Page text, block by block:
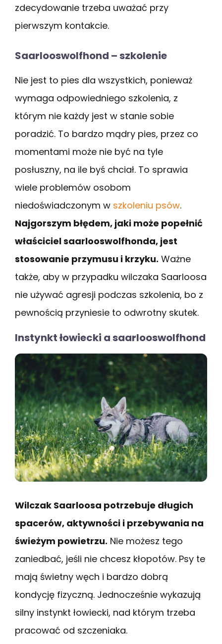
zdecydowanie trzeba uważać przy
pierwszym kontakcie.
Saarlooswolfhond – szkolenie
Nie jest to pies dla wszystkich, ponieważ
wymaga odpowiedniego szkolenia, z
którym nie każdy jest w stanie sobie
poradzić. To bardzo mądry pies, przez co
momentami może nie być na tyle
posłuszny, na ile byś chciał. To sprawia
wiele problemów osobom
niedoświadczonym w szkoleniu psów.
Najgorszym błędem, jaki może popełnić
właściciel saarlooswolfhonda, jest
stosowanie przymusu i krzyku. Ważne
także, aby w przypadku wilczaka Saarloosa
nie używać agresji podczas szkolenia, bo z
pewnością przyniesie to odwrotny skutek.
Instynkt łowiecki a saarlooswolfhond
Wilczak Saarloosa potrzebuje długich
spacerów, aktywności i przebywania na
świeżym powietrzu. Nie możesz tego
zaniedbać, jeśli nie chcesz kłopotów. Psy te
mają świetny węch i bardzo dobrą
kondycję fizyczną. Jednocześnie wykazują
silny instynkt łowiecki, nad którym trzeba
pracować od szczeniaka.